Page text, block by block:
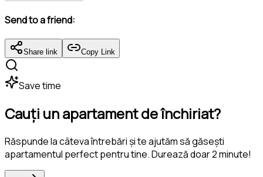
Send to a friend:
Share link Copy Link
Save time
Cauți un apartament de închiriat?
Răspunde la câteva întrebări și te ajutăm să găsești
apartamentul perfect pentru tine. Durează doar 2 minute!